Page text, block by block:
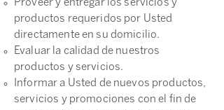
Proveer y entregar los servicios y
productos requeridos por Usted
directamente en su domicilio.
Evaluar la calidad de nuestros
productos y servicios.
Informar a Usted de nuevos productos,
servicios y promociones con el fin de